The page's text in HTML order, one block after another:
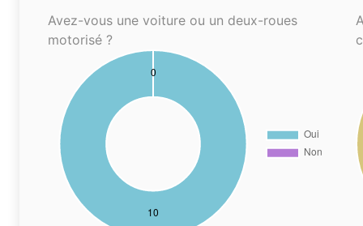
Avez-vous une voiture ou un deux-roues
motorisé ?